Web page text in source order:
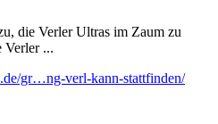
die Verler Ultras im Zaum zu
Verler ...
gr…ng-verl-kann-stattfinden/